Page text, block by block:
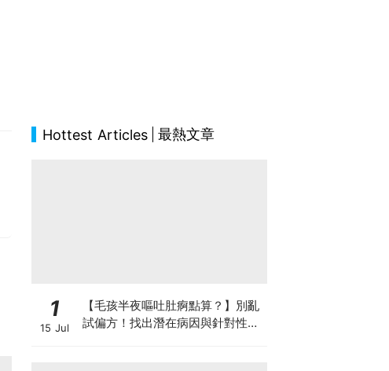
Hottest Articles 最熱文章
1
15 Jul
【毛孩半夜嘔吐肚痾點算？】別亂
試偏方！找出潛在病因與針對性營